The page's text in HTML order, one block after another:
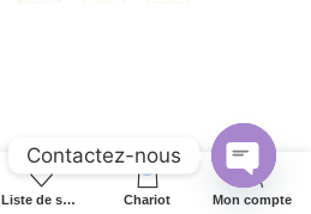
Liste de souhaits
0
Chariot Mon compte
Contactez-nous
Chat